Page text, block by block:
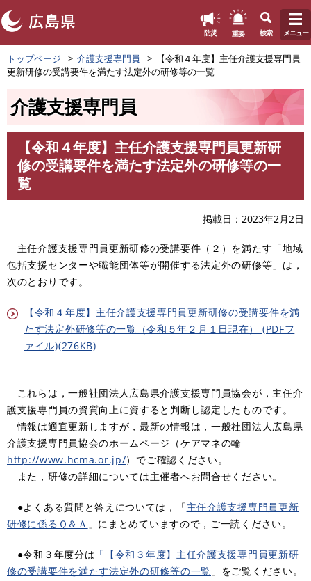
ペ
ー
ジ
防災 重要 検索 メニュー
トップページ 介護支援専門員
【令和４年度】主任介護支援専門員
更新研修の受講要件を満たす法定外の研修等の一覧
介護支援専門員
【令和４年度】主任介護支援専門員更新研
修の受講要件を満たす法定外の研修等の一
覧
掲載日 2023年2月2日
主任介護支援専門員更新研修の受講要件（２）を満たす「地域
包括支援センターや職能団体等が開催する法定外の研修等」は，
次のとおりです。
【令和４年度】主任介護支援専門員更新研修の受講要件を満
たす法定外研修等の一覧（令和５年２月１日現在） (PDFフ
ァイル)(276KB)
これらは，一般社団法人広島県介護支援専門員協会が，主任介
護支援専門員の資質向上に資すると判断し認定したものです。
情報は適宜更新しますが，最新の情報は，一般社団法人広島県
介護支援専門員協会のホームページ（ケアマネの輪
http://www.hcma.or.jp/）でご確認ください。
また，研修の詳細については主催者へお問合せください。
●よくある質問と答えについては，「主任介護支援専門員更新
研修に係るＱ＆Ａ 」にまとめていますので，ご一読ください。
●令和３年度分は 「【令和３年度】主任介護支援専門員更新研
修の受講要件を満たす法定外の研修等の一覧 」をご覧ください。